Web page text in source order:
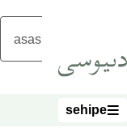
asasliq mezmungha
sehipe
sehipe